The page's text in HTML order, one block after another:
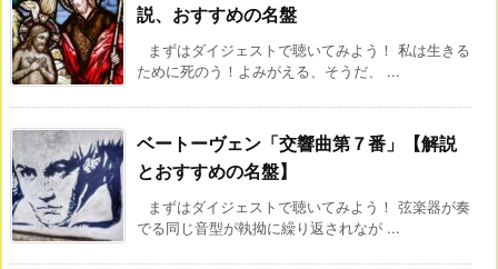
説、おすすめの名盤
まずはダイジェストで聴いてみよう！ 私は生きる
ために死のう！よみがえる、そうだ、 ...
ベートーヴェン「交響曲第７番」【解説
とおすすめの名盤】
まずはダイジェストで聴いてみよう！ 弦楽器が奏
でる同じ音型が執拗に繰り返されなが ...